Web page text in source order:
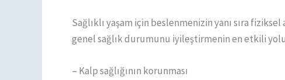
Sağlıklı yaşam için beslenmenizin yanı sıra
genel sağlık durumunu iyileştirmenin en etkili
– Kalp sağlığının korunması